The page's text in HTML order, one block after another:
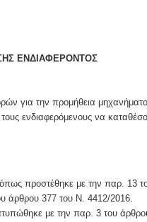
ΕΝΔΙΑΦΕΡΟΝΤΟΣ
για την προμήθεια
ενδιαφερόμενους να
προστέθηκε με την παρ. 13
άρθρου 377 του Ν. 4412/2016.
με την παρ. 3 του